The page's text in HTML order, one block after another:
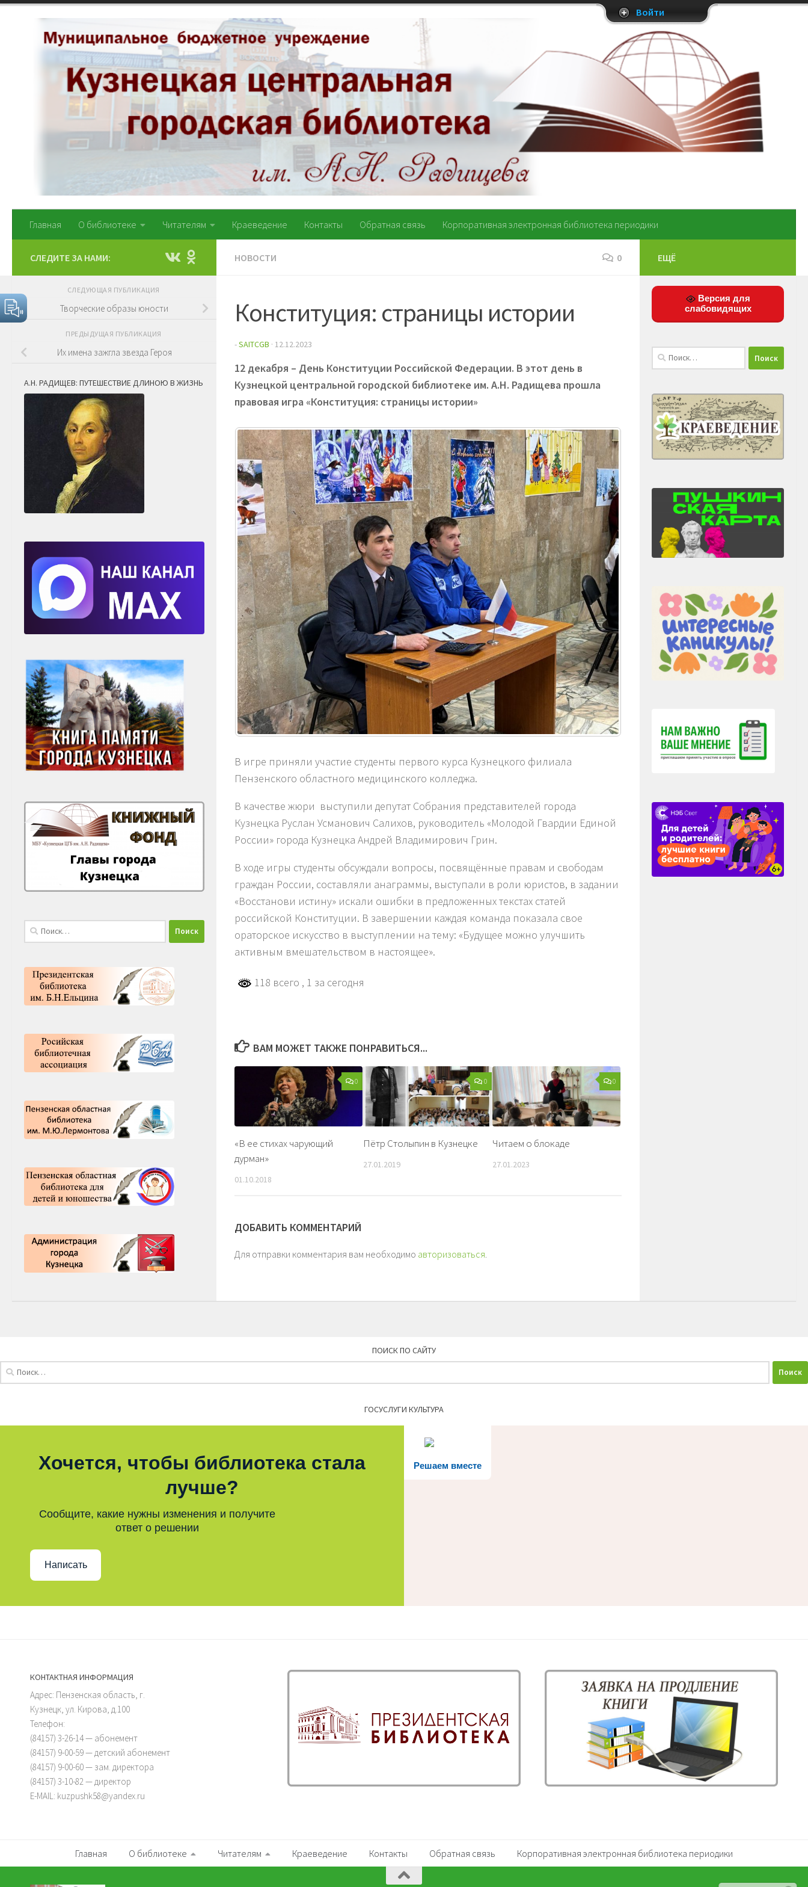
Перейти к содержимому
Главная О библиотеке Читателям Краеведение Контакты Обратная связь Корпоративная электронная библиотека периодики
НОВОСТИ 0
Конституция: страницы истории
-SAITCGB · 12.12.2023
12 декабря – День Конституции Российской Федерации. В этот день в
Кузнецкой центральной городской библиотеке им. А.Н. Радищева прошла
правовая игра «Конституция: страницы истории»
В игре приняли участие студенты первого курса Кузнецкого филиала
Пензенского областного медицинского колледжа.
В качестве жюри выступили депутат Собрания представителей города
Кузнецка Руслан Усманович Салихов, руководитель «Молодой Гвардии Единой
России» города Кузнецка Андрей Владимирович Грин.
В ходе игры студенты обсуждали вопросы, посвящённые правам и свободам
граждан России, составляли анаграммы, выступали в роли юристов, в задании
«Восстанови истину» искали ошибки в предложенных текстах статей
российской Конституции. В завершении каждая команда показала свое
ораторское искусство в выступлении на тему: «Будущее можно улучшить
активным вмешательством в настоящее».
118 всего , 1 за сегодня
ВАМ МОЖЕТ ТАКЖЕ ПОНРАВИТЬСЯ...
0
«В ее стихах чарующий
дурман»
01.10.2018
0
Пётр Столыпин в Кузнецке
27.01.2019
0
Читаем о блокаде
27.01.2023
ДОБАВИТЬ КОММЕНТАРИЙ
Для отправки комментария вам необходимо авторизоваться.
СЛЕДИТЕ ЗА НАМИ:
СЛЕДУЮЩАЯ ПУБЛИКАЦИЯ
Творческие образы юности
ПРЕДЫДУЩАЯ ПУБЛИКАЦИЯ
Их имена зажгла звезда Героя
А.Н. РАДИЩЕВ: ПУТЕШЕСТВИЕ ДЛИНОЮ В ЖИЗНЬ
Найти:
ЕЩЁ
Версия для
слабовидящих
Найти:
ПОИСК ПО САЙТУ
ГОСУСЛУГИ КУЛЬТУРА
Решаем вместе
Хочется, чтобы библиотека стала
лучше?
Сообщите, какие нужны изменения и получите
ответ о решении
Написать
КОНТАКТНАЯ ИНФОРМАЦИЯ
Адрес: Пензенская область, г.
Кузнецк, ул. Кирова, д.100
Телефон:
(84157) 3-26-14 — абонемент
(84157) 9-00-59 — детский абонемент
(84157) 9-00-60 — зам. директора
(84157) 3-10-82 — директор
E-MAIL: kuzpushk58@yandex.ru
Главная О библиотеке Читателям Краеведение Контакты Обратная связь Корпоративная электронная библиотека периодики
Войти